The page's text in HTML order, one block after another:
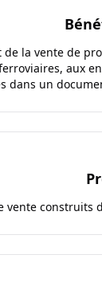
la vente de
aux
dans un
vente construits